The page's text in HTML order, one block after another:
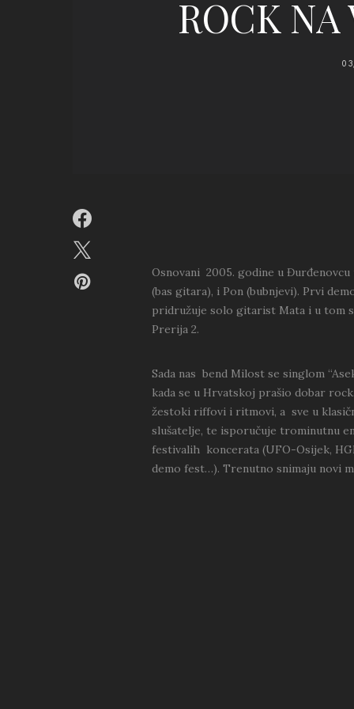
ROCK NA
Osnovani 2005. godine u
(bas gitara), i Pon (bubnjevi). Prvi
pridružuje solo gitarist Mata i u tom
Prerija 2.
Sada nas bend Milost se singlom
kada se u Hrvatskoj prašio dobar
žestoki riffovi i ritmovi, a sve u
slušatelje, te isporučuje trominutnu
festivalih koncerata (UFO-Osijek,
demo fest…). Trenutno snimaju novi